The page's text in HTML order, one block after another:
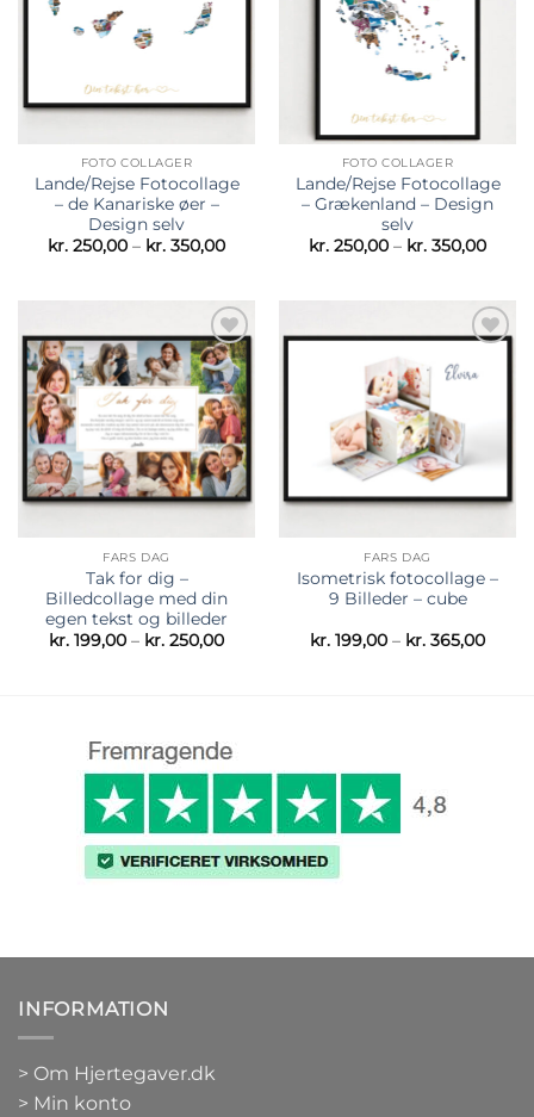
FOTO COLLAGER
Lande/Rejse Fotocollage
– de Kanariske øer –
Design selv
kr. 250,00 – kr. 350,00Prisinterval:
FOTO COLLAGER
Lande/Rejse Fotocollage
– Grækenland – Design
selv
kr. 250,00 – kr. 350,00
Tilføj til
ønskeliste
FARS DAG
Tak for dig –
Billedcollage med din
egen tekst og billeder
kr. 199,00 – kr. 250,00Prisinterval:
Tilføj til
ønskeliste
FARS DAG
Isometrisk fotocollage –
9 Billeder – cube
kr. 199,00 – kr. 365,00
INFORMATION
> Om Hjertegaver.dk
> Min konto